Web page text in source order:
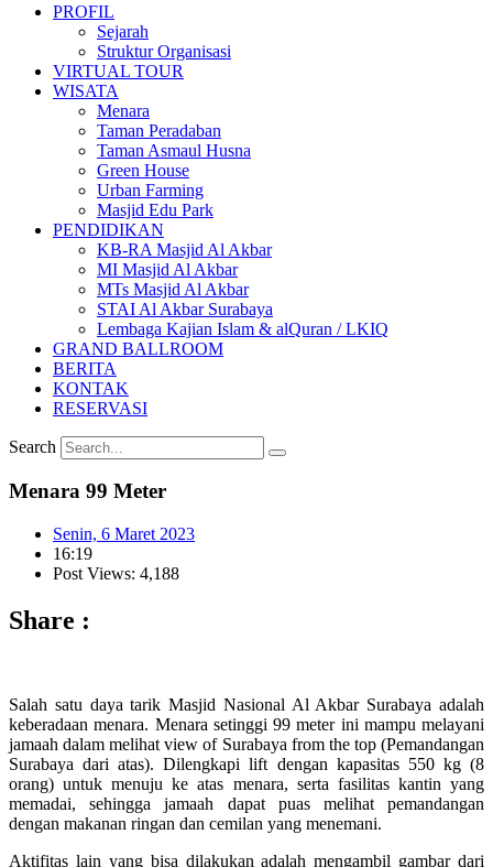
PROFIL
Sejarah
Struktur Organisasi
VIRTUAL TOUR
WISATA
Menara
Taman Peradaban
Taman Asmaul Husna
Green House
Urban Farming
Masjid Edu Park
PENDIDIKAN
KB-RA Masjid Al Akbar
MI Masjid Al Akbar
MTs Masjid Al Akbar
STAI Al Akbar Surabaya
Lembaga Kajian Islam & alQuran / LKIQ
GRAND BALLROOM
BERITA
KONTAK
RESERVASI
Search
Menara 99 Meter
Senin, 6 Maret 2023
16:19
Post Views: 4,188
Share :
Salah satu daya tarik Masjid Nasional Al Akbar Surabaya adalah
keberadaan menara. Menara setinggi 99 meter ini mampu melayani
jamaah dalam melihat view of Surabaya from the top (Pemandangan
Surabaya dari atas). Dilengkapi lift dengan kapasitas 550 kg (8
orang) untuk menuju ke atas menara, serta fasilitas kantin yang
memadai, sehingga jamaah dapat puas melihat pemandangan
dengan makanan ringan dan cemilan yang menemani.
Aktifitas lain yang bisa dilakukan adalah mengambil gambar dari